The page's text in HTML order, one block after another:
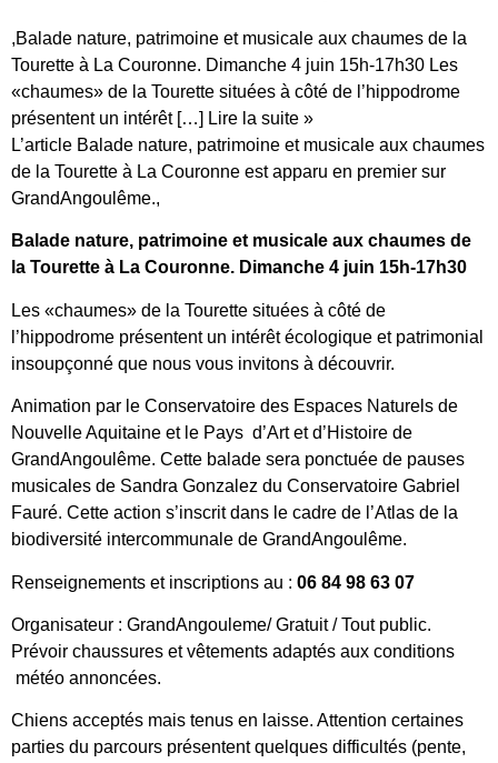
,Balade nature, patrimoine et musicale aux chaumes de la
Tourette à La Couronne. Dimanche 4 juin 15h-17h30 Les
«chaumes» de la Tourette situées à côté de l’hippodrome
présentent un intérêt […] Lire la suite »
L’article Balade nature, patrimoine et musicale aux chaumes
de la Tourette à La Couronne est apparu en premier sur
GrandAngoulême.,
Balade nature, patrimoine et musicale aux chaumes de
la Tourette à La Couronne. Dimanche 4 juin 15h-17h30
Les «chaumes» de la Tourette situées à côté de
l’hippodrome présentent un intérêt écologique et patrimonial
insoupçonné que nous vous invitons à découvrir.
Animation par le Conservatoire des Espaces Naturels de
Nouvelle Aquitaine et le Pays d’Art et d’Histoire de
GrandAngoulême. Cette balade sera ponctuée de pauses
musicales de Sandra Gonzalez du Conservatoire Gabriel
Fauré. Cette action s’inscrit dans le cadre de l’Atlas de la
biodiversité intercommunale de GrandAngoulême.
Renseignements et inscriptions au : 06 84 98 63 07
Organisateur : GrandAngouleme/ Gratuit / Tout public.
Prévoir chaussures et vêtements adaptés aux conditions
météo annoncées.
Chiens acceptés mais tenus en laisse. Attention certaines
parties du parcours présentent quelques difficultés (pente,